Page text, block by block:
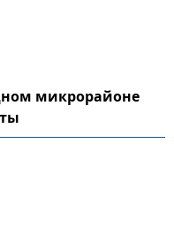
микрорайоне